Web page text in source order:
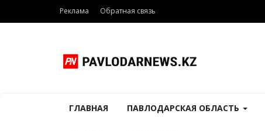
Реклама Обратная связь
ГЛАВНАЯ ПАВЛОДАРСКАЯ ОБЛАСТЬ